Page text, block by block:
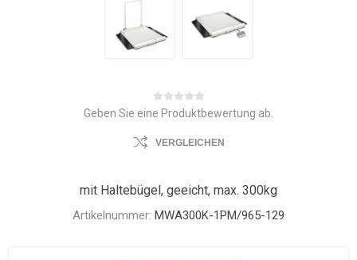
Geben Sie eine Produktbewertung ab.
VERGLEICHEN
mit Haltebügel, geeicht, max. 300kg
Artikelnummer: MWA300K-1PM/965-129